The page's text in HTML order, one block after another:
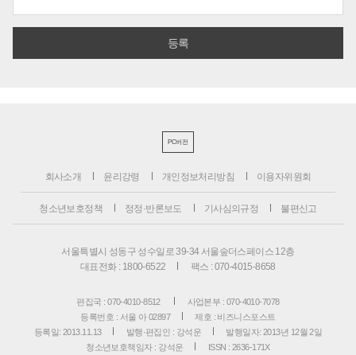
PC버전
회사소개 윤리강령 개인정보처리방침 이용자위원회
청소년보호정책 정정·반론보도 기사심의규정 불편신고
서울특별시 성동구 성수일로 39-34 서울숲더스페이스 12층
대표전화 : 1800-6522
팩스 : 070-4015-8658
편집국 : 070-4010-8512
사업본부 : 070-4010-7078
등록번호 : 서울 아 02897
제호 : 비즈니스포스트
등록일: 2013.11.13
발행·편집인 : 강석운
발행일자: 2013년 12월 2일
청소년보호책임자 : 강석운
ISSN : 2636-171X